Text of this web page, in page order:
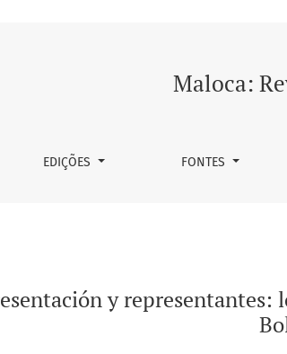
y representantes: los pueblos
Maloca:
EDIÇÕES FONTES
é:
y representantes: